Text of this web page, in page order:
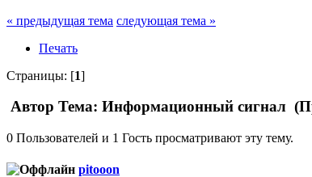
« предыдущая тема следующая тема »
Печать
Страницы: [1]
Автор Тема: Информационный сигнал
0 Пользователей и 1 Гость просматривают эту тему.
pitooon